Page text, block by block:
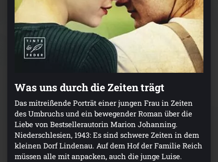
Was uns durch die Zeiten trägt
Das mitreißende Porträt einer jungen Frau in Zeiten
des Umbruchs und ein bewegender Roman über die
Liebe von Bestsellerautorin Marion Johanning.
Niederschlesien, 1943: Es sind schwere Zeiten in dem
kleinen Dorf Lindenau. Auf dem Hof der Familie Reich
müssen alle mit anpacken, auch die junge Luise.